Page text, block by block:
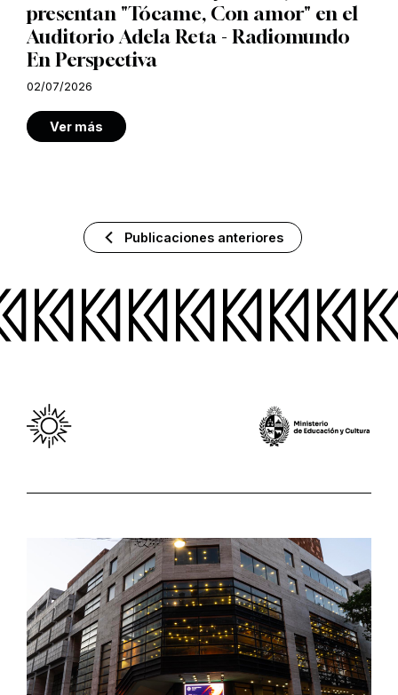
presentan "Tócame, Con amor" en el
Auditorio Adela Reta - Radiomundo
En Perspectiva
02/07/2026
Ver más
Publicaciones anteriores